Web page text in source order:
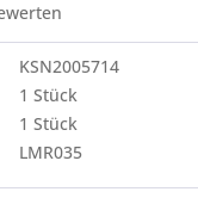
KSN2005714
1 Stück
1 Stück
LMR035